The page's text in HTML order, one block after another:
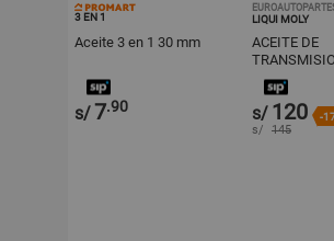
3 EN 1
Aceite 3 en 1 30 mm
s/7.90
LIQUI MOLY
ACEITE DE
AUTOMATICA LIQUI
MOLY TOP
s/ 120 -
s/ 145